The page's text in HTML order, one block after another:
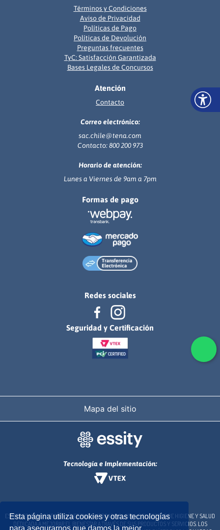
Esta página utiliza cookies y otras tecnologías
Términos y Condiciones
Aviso de Privacidad
Políticas de Pago
Políticas de Devolución
Preguntas frecuentes
TyC: Satisfacción Garantizada
Bases Legales de Concursos
Atención
Contacto
Correo electrónico:
sac.chile@tena.com
Contacto: 800 200 973
Horario de atención:
Lunes a Viernes de 9am a 7pm
Formas de pago
Redes sociales
Seguridad y Certificación
Mapa del sitio
Tecnología e Implementación:
ESSITY ES UNA COMPAÑÍA LÍDER EN EL MERCADO GLOBAL DEL SECTOR DE HIGIENE Y SALUD
DEDICADA A MEJORAR EL BIENESTAR A TRAVÉS DE SUS PRODUCTOS Y SERVICIOS. LOS